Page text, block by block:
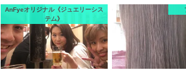
AnFyeオリジナル《ジュエリーシス
テム》